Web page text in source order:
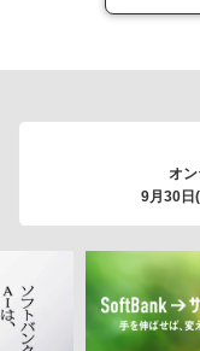
オン
9月30日